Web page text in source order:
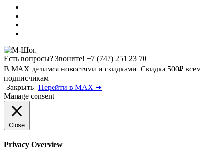
Есть вопросы? Звоните! +7 (747) 251 23 70
В MAX делимся новостями и скидками. Скидка 500₽ всем
подписчикам
Закрыть Перейти в MAX ➜
Manage consent
Close
Privacy Overview